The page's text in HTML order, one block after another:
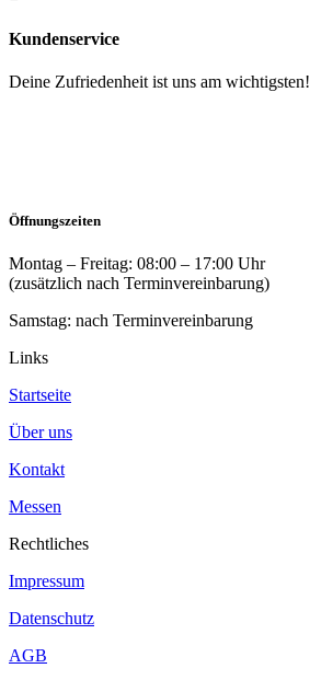
Kundenservice
Deine Zufriedenheit ist uns am wichtigsten!
Öffnungszeiten
Montag – Freitag: 08:00 – 17:00 Uhr
(zusätzlich nach Terminvereinbarung)
Samstag: nach Terminvereinbarung
Links
Startseite
Über uns
Kontakt
Messen
Rechtliches
Impressum
Datenschutz
AGB